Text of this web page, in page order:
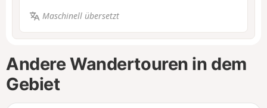
Maschinell übersetzt
Andere Wandertouren in dem
Gebiet